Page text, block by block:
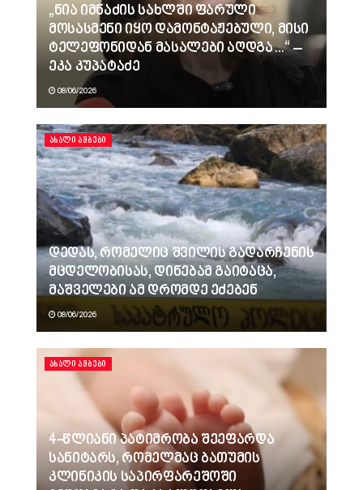
„ნია იმნაძის სახლში ფარული
მოსასმენი იყო დამონტაჟებული, მისი
ტელეფონიდან მასალები აღდგა…“ –
ეკა კუპატაძე
08/06/2026
ᲐᲮᲐᲚᲘ ᲐᲛᲑᲔᲑᲘ
დედას, რომელიც შვილის გადარჩენის
მცდელობისას, დინებამ გაიტაცა,
მაშველები ამ დრომდე ეძებენ
08/06/2026
ᲐᲮᲐᲚᲘ ᲐᲛᲑᲔᲑᲘ
4-წლიანი პატიმრობა შეეფარდა
სანიტარს, რომელმაც ბათუმის
კლინიკის საპირფარეშოში